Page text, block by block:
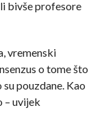
bivše profesore
vremenski
o tome što
pouzdane. Kao
– uvijek